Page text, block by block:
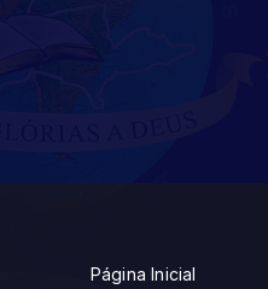
Página Inicial